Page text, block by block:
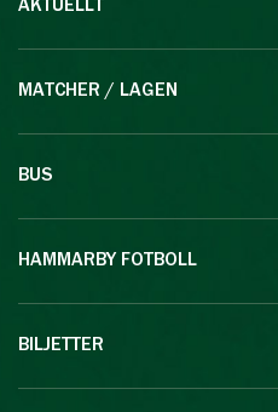
AKTUELLT
MATCHER / LAGEN
BUS
HAMMARBY FOTBOLL
BILJETTER